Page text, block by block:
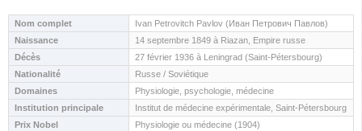
Nom complet
Ivan Petrovitch Pavlov (Иван Петрович Павлов)
Naissance
14 septembre 1849 à Riazan, Empire russe
Décès
27 février 1936 à Leningrad (Saint-Pétersbourg)
Nationalité
Russe / Soviétique
Domaines
Physiologie, psychologie, médecine
Institution principale
Institut de médecine expérimentale, Saint-Pétersbourg
Prix Nobel
Physiologie ou médecine (1904)